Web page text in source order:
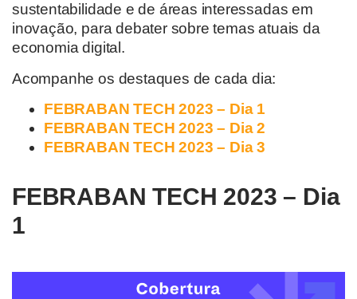
sustentabilidade e de áreas interessadas em
inovação, para debater sobre temas atuais da
economia digital.
Acompanhe os destaques de cada dia:
FEBRABAN TECH 2023 – Dia 1
FEBRABAN TECH 2023 – Dia 2
FEBRABAN TECH 2023 – Dia 3
FEBRABAN TECH 2023 – Dia
1